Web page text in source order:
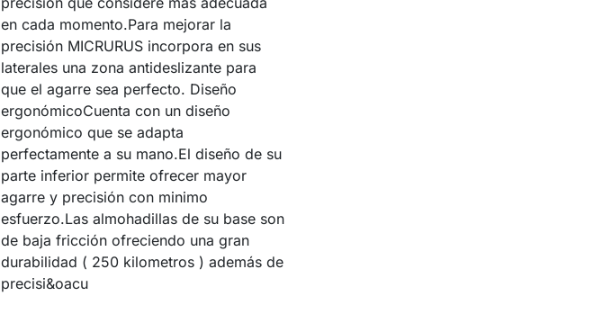
en cada momento.Para mejorar la
precisión MICRURUS incorpora en sus
laterales una zona antideslizante para
que el agarre sea perfecto. Diseño
ergonómicoCuenta con un diseño
ergonómico que se adapta
perfectamente a su mano.El diseño de su
parte inferior permite ofrecer mayor
agarre y precisión con minimo
esfuerzo.Las almohadillas de su base son
de baja fricción ofreciendo una gran
durabilidad ( 250 kilometros ) además de
precisi&oacu